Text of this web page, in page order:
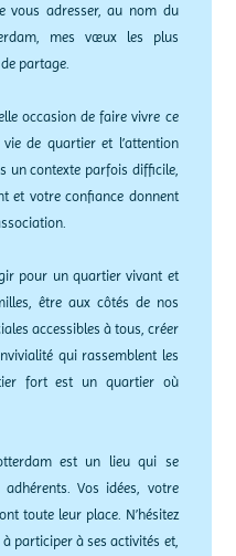
vous adresser, au nom du
mes vœux les plus
partage.
occasion de faire vivre ce
de quartier et l’attention
un contexte parfois difficile,
et votre confiance donnent
pour un quartier vivant et
être aux côtés de nos
accessibles à tous, créer
qui rassemblent les
fort est un quartier où
est un lieu qui se
Vos idées, votre
toute leur place. N’hésitez
participer à ses activités et,